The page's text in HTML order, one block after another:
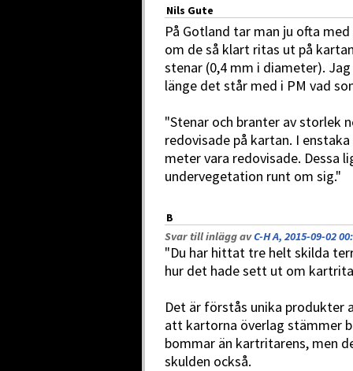
Nils Gute
På Gotland tar man ju ofta
om de så klart ritas ut på
stenar (0,4 mm i diameter).
länge det står med i PM vad
"Stenar och branter av storlek
redovisade på kartan. I
meter vara redovisade. Dessa
undervegetation runt om sig."
B
Svar till inlägg avC-H A, 2015-09-02
"Du har hittat tre helt skilda
hur det hade sett ut om
Det är förstås unika produkter
att kartorna överlag stämmer
bommar än kartritarens, men
skulden också.